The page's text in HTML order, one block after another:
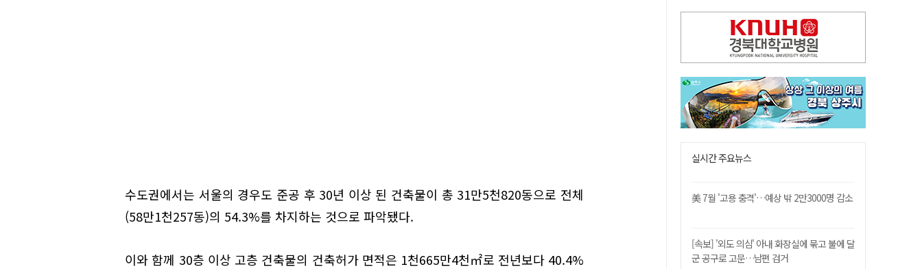
수도권에서는 서울의 경우도 준공 후 30년 이상 된 건축물이 총 31만5천820동으로 전체
(58만1천257동)의 54.3%를 차지하는 것으로 파악됐다.
이와 함께 30층 이상 고층 건축물의 건축허가 면적은 1천665만4천㎡로 전년보다 40.4%
실시간 주요뉴스
美 7월 '고용 충격'…예상 밖 2만3000명 감소
[속보] '외도 의심' 아내 화장실에 묶고 불에 달
군 공구로 고문…남편 검거